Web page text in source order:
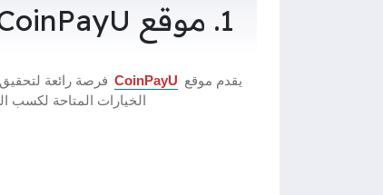
1. موقع CoinPayU
يقدم موقع CoinPayU فرصة رائعة
الخيارات المتاحة لكسب